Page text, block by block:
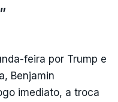
feira por Trump e
Benjamin
imediato, a troca